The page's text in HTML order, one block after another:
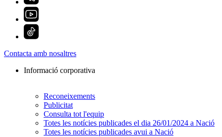
Contacta amb nosaltres
Informació corporativa
Reconeixements
Publicitat
Consulta tot l'equip
Totes les notícies publicades el dia 26/01/2024 a Nació
Totes les notícies publicades avui a Nació